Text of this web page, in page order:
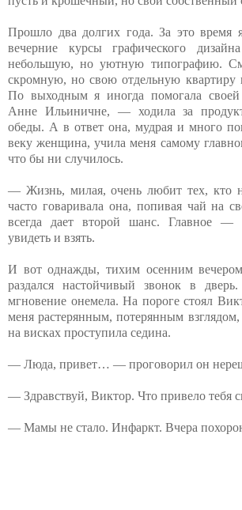
Прошло два долгих года. За это время
вечерние курсы графического
небольшую, но уютную типографию.
скромную, но свою отдельную квартиру
По выходным я иногда помогала своей
Анне Ильиничне, — ходила за
обеды. А в ответ она, мудрая и много
веку женщина, учила меня самому
что бы ни случилось.
— Жизнь, милая, очень любит тех, кто
часто говаривала она, попивая чай на
всегда дает второй шанс. Главное —
увидеть и взять.
И вот однажды, тихим осенним
раздался настойчивый звонок в
мгновение онемела. На пороге стоял
меня растерянным, потерянным взглядом,
на висках проступила седина.
— Люда, привет… — проговорил он
— Здравствуй, Виктор. Что привело тебя
— Мамы не стало. Инфаркт. Вчера